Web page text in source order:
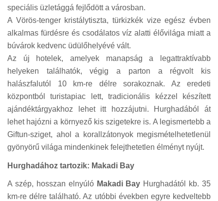
speciális üzletággá fejlődött a városban.
A Vörös-tenger kristálytiszta, türkizkék vize egész évben
alkalmas fürdésre és csodálatos víz alatti élővilága miatt a
búvárok kedvenc üdülőhelyévé vált.
Az új hotelek, amelyek manapság a legattraktívabb
helyeken találhatók, végig a parton a régvolt kis
halászfalutól 10 km-re délre sorakoznak. Az eredeti
központból turistapiac lett, tradicionális kézzel készített
ajándéktárgyakhoz lehet itt hozzájutni. Hurghadából át
lehet hajózni a környező kis szigetekre is. A legismertebb a
Giftun-sziget, ahol a korallzátonyok megismételhetetlenül
gyönyörű világa mindenkinek felejthetetlen élményt nyújt.
Hurghadához tartozik: Makadi Bay
A szép, hosszan elnyúló Makadi Bay Hurghadától kb. 35
km-re délre található. Az utóbbi években egyre kedveltebb